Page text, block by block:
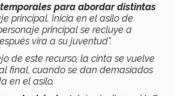
para abordar distintas
principal. Inicia en el asilo de
principal se recluye a
vira a su juventud".
de este recurso, la cinta se vuelve
final, cuando se dan demasiados
en el asilo.